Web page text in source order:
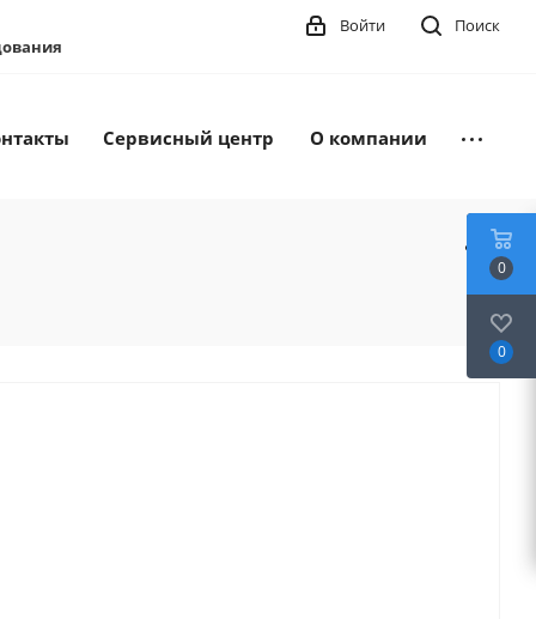
Поиск
Войти
Сервисный центр О компании
0
0